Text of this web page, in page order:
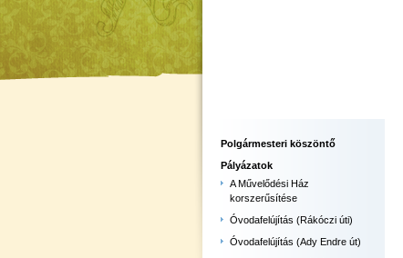
Polgármesteri köszöntő
Pályázatok
A Művelődési Ház
korszerűsítése
Óvodafelújítás (Rákóczi úti)
Óvodafelújítás (Ady Endre út)